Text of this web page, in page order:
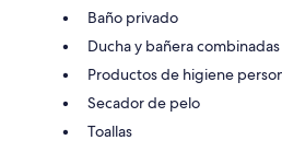
Baño privado
Ducha y bañera combinadas
Productos de higiene
Secador de pelo
Toallas